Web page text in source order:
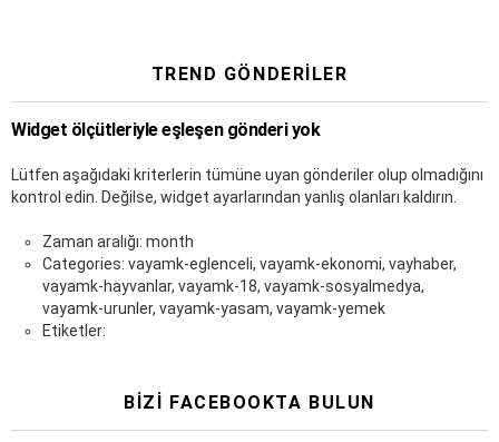
TREND GÖNDERILER
Widget ölçütleriyle eşleşen gönderi yok
Lütfen aşağıdaki kriterlerin tümüne uyan gönderiler olup olmadığını
kontrol edin. Değilse, widget ayarlarından yanlış olanları kaldırın.
Zaman aralığı: month
Categories: vayamk-eglenceli, vayamk-ekonomi, vayhaber,
vayamk-hayvanlar, vayamk-18, vayamk-sosyalmedya,
vayamk-urunler, vayamk-yasam, vayamk-yemek
Etiketler:
BIZI FACEBOOKTA BULUN